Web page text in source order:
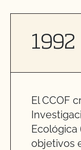
1992
El CCOF
Ecológica
objetivos